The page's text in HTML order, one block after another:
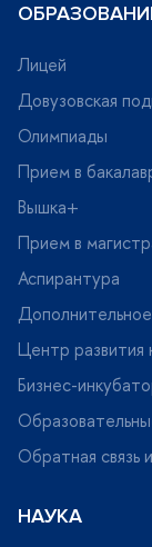
Лицей
Довузовская
Олимпиады
Прием в
ышка+
Прием в
Аспирантура
Центр развития
Бизнес-
Обратная связь
НАУКА